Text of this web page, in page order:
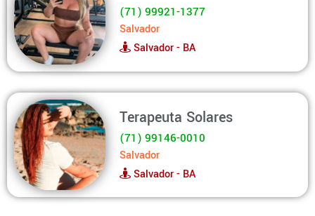
(71) 99921-1377
Salvador
Salvador - BA
Terapeuta Solares
(71) 99146-0010
Salvador
Salvador - BA